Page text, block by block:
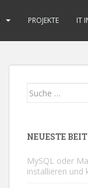
PROJEKTE IT
Suche
NEUESTE
MySQL oder
installieren und